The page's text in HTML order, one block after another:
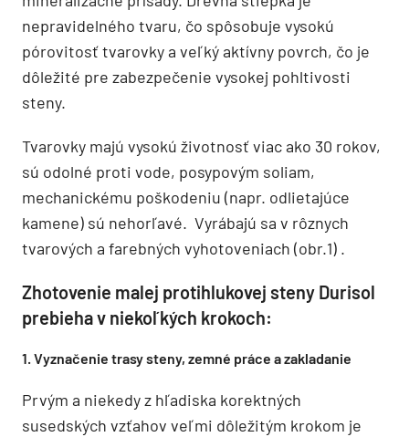
nepravidelného tvaru, čo spôsobuje vysokú
pórovitosť tvarovky a veľký aktívny povrch, čo je
dôležité pre zabezpečenie vysokej pohltivosti
steny.
Tvarovky majú vysokú životnosť viac ako 30 rokov,
sú odolné proti vode, posypovým soliam,
mechanickému poškodeniu (napr. odlietajúce
kamene) sú nehorľavé. Vyrábajú sa v rôznych
tvarových a farebných vyhotoveniach (obr.1) .
Zhotovenie malej protihlukovej steny Durisol
prebieha v niekoľkých krokoch:
1. Vyznačenie trasy steny, zemné práce a zakladanie
Prvým a niekedy z hľadiska korektných
susedských vzťahov veľmi dôležitým krokom je